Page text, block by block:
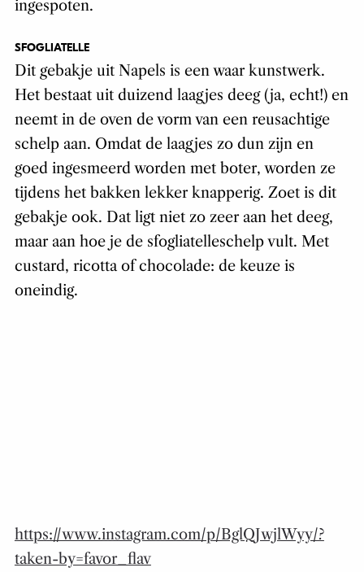
ingespoten.
SFOGLIATELLE
Dit gebakje uit Napels is een waar kunstwerk.
Het bestaat uit duizend laagjes deeg (ja, echt!) en
neemt in de oven de vorm van een reusachtige
schelp aan. Omdat de laagjes zo dun zijn en
goed ingesmeerd worden met boter, worden ze
tijdens het bakken lekker knapperig. Zoet is dit
gebakje ook. Dat ligt niet zo zeer aan het deeg,
maar aan hoe je de sfogliatelleschelp vult. Met
custard, ricotta of chocolade: de keuze is
oneindig.
https://www.instagram.com/p/BglQJwjlWyy/?
taken-by=favor_flav